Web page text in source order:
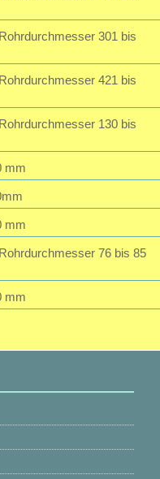
301 bis
421 bis
130 bis
mm
mm
76 bis 85
mm